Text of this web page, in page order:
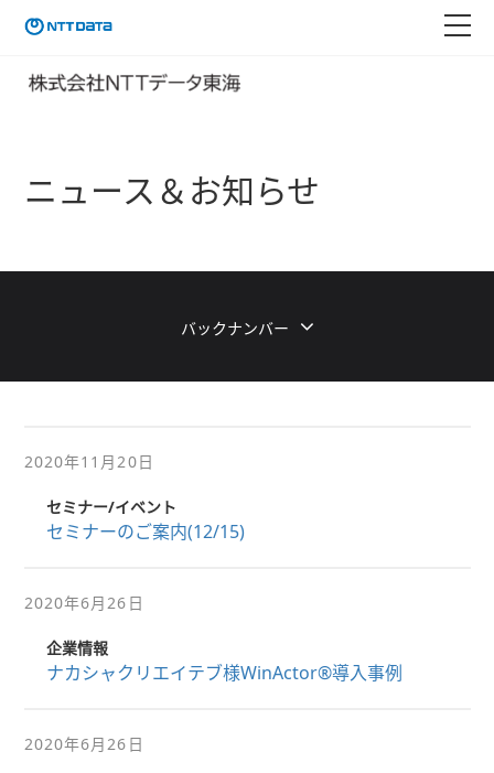
ニュース＆お知らせ
バックナンバー
2020年11月20日
セミナー/イベント
セミナーのご案内(12/15)
2020年6月26日
企業情報
ナカシャクリエイテブ様WinActor®導入事例
2020年6月26日